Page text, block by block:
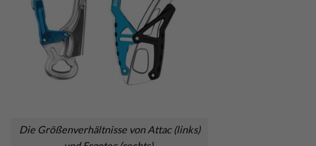
Die Größenverhältnisse von Attac (links)